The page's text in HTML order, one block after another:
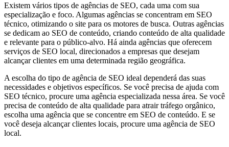
Existem vários tipos de agências de SEO, cada uma com sua
especialização e foco. Algumas agências se concentram em SEO
técnico, otimizando o site para os motores de busca. Outras agências
se dedicam ao SEO de conteúdo, criando conteúdo de alta qualidade
e relevante para o público-alvo. Há ainda agências que oferecem
serviços de SEO local, direcionados a empresas que desejam
alcançar clientes em uma determinada região geográfica.
A escolha do tipo de agência de SEO ideal dependerá das suas
necessidades e objetivos específicos. Se você precisa de ajuda com
SEO técnico, procure uma agência especializada nessa área. Se você
precisa de conteúdo de alta qualidade para atrair tráfego orgânico,
escolha uma agência que se concentre em SEO de conteúdo. E se
você deseja alcançar clientes locais, procure uma agência de SEO
local.